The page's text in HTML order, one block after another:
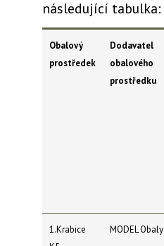
následující tabulka:
Obalový
prostředek
Dodavatel
obalového
prostředku
1.Krabice
MODEL Obaly